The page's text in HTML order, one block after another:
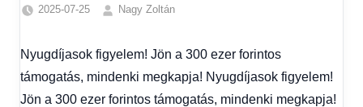
2025-07-25
Nagy Zoltán
hírek
Gazdaság,
Hírek,
Nyugdíjasok figyelem! Jön a 300 ezer forintos
támogatás, mindenki megkapja! Nyugdíjasok figyelem!
Jön a 300 ezer forintos támogatás, mindenki megkapja!